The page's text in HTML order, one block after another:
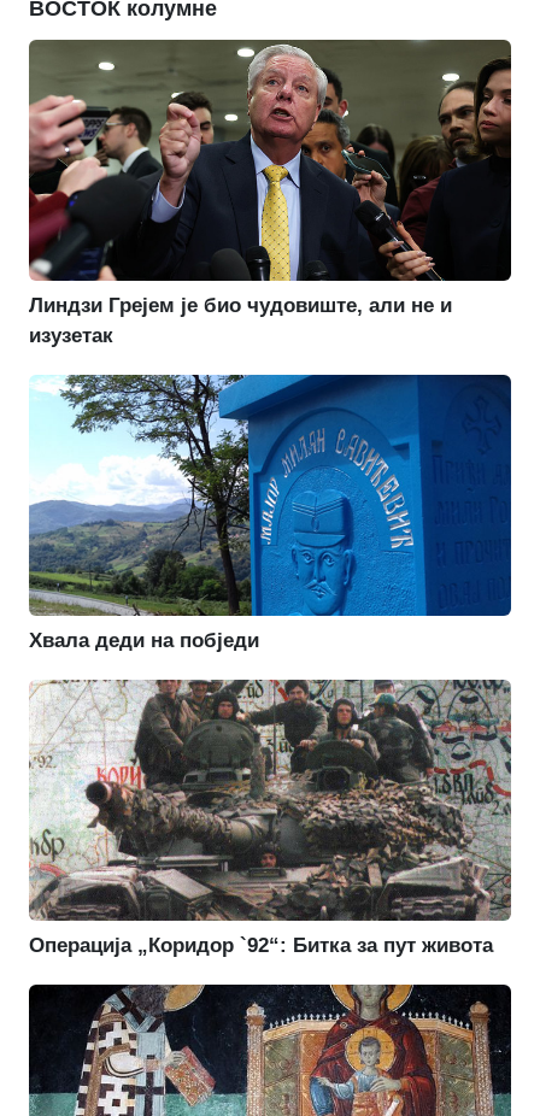
ВОСТОК колумне
Линдзи Грејем је био чудовиште, али не и
изузетак
Хвала деди на побједи
Операција „Коридор `92“: Битка за пут живота